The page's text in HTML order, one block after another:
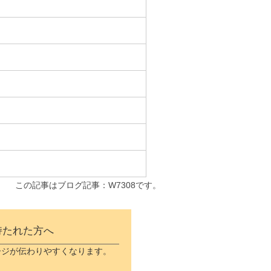
この記事はブログ記事：W7308です。
れた方へ
が伝わりやすくなります。